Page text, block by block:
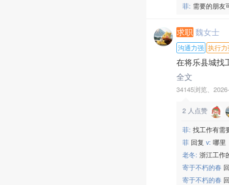
菲: 需要的朋友
求职 魏女士
沟通力强 执行
在将乐县城找
全文
34145浏览、
2 人点赞
菲: 找工作有需
菲 回复 v: 哪里
老冬: 浙江工作
寄于不朽的春
寄于不朽的春